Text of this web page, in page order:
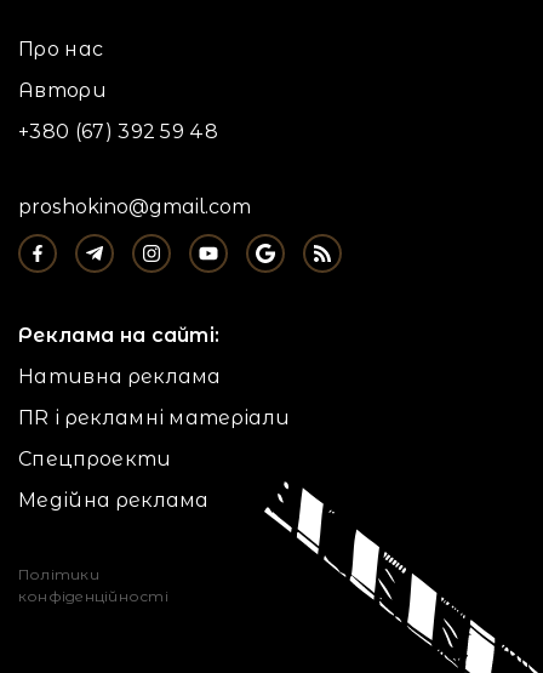
Про нас
Автори
+380 (67) 392 59 48
proshokino@gmail.com
Реклама на сайті:
Нативна реклама
ПR і рекламні матеріали
Спецпроекти
Медійна реклама
Політики
конфіденційності